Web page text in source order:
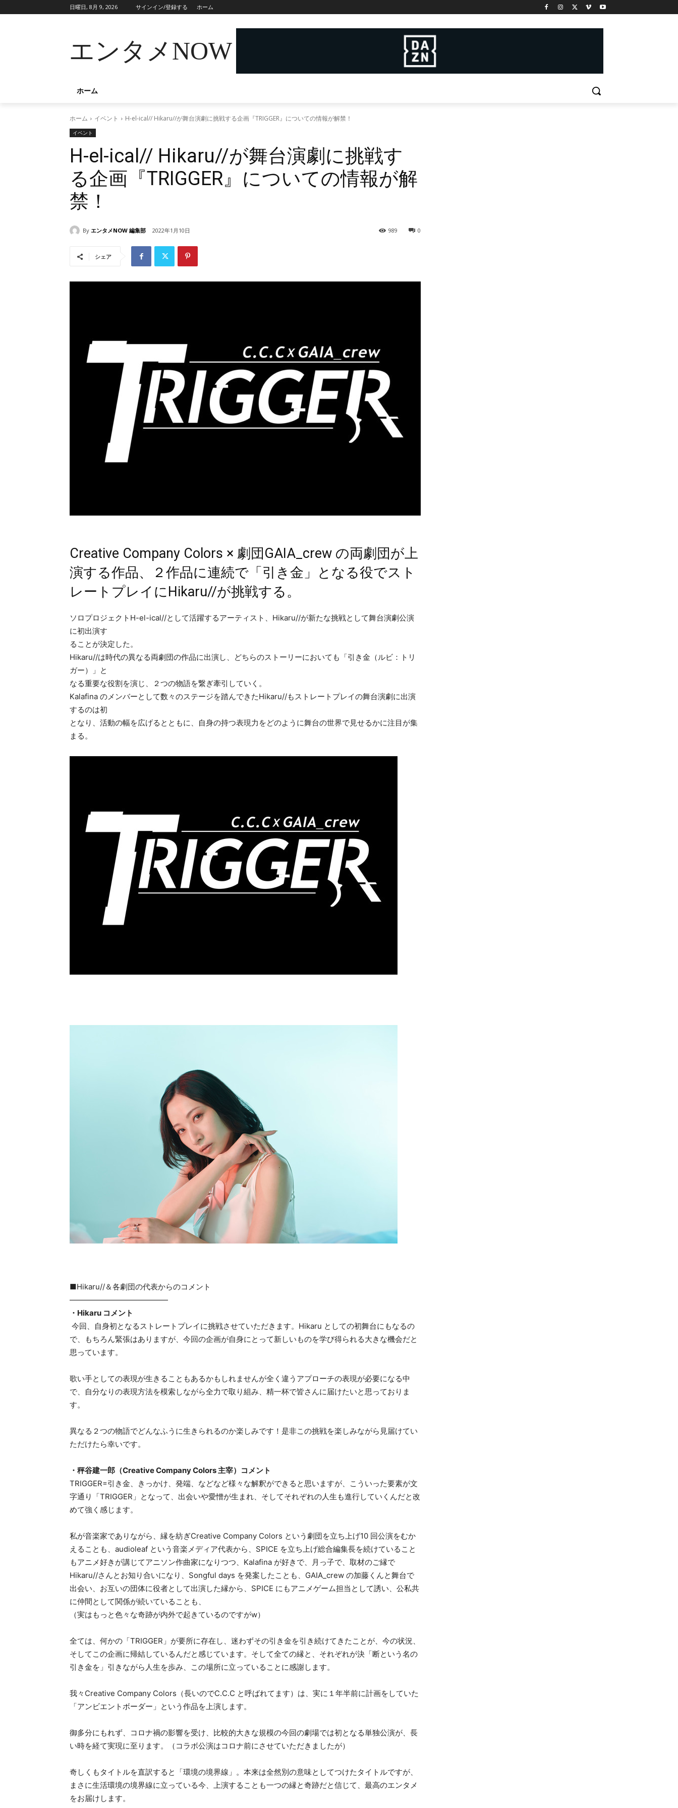
日曜日, 8月 9, 2026 サインイン/登録する ホーム
エンタメNOW
ホーム
ホーム イベント H-el-ical// Hikaru//が舞台演劇に挑戦する企画『TRIGGER』についての情報が解禁！
イベント
H-el-ical// Hikaru//が舞台演劇に挑戦す
る企画『TRIGGER』についての情報が解
禁！
By エンタメNOW 編集部 2022年1月10日 0
989
シェア
Creative Company Colors × 劇団GAIA_crew の両劇団が上
演する作品、２作品に連続で「引き金」となる役でスト
レートプレイにHikaru//が挑戦する。
ソロプロジェクトH-el-ical//として活躍するアーティスト、Hikaru//が新たな挑戦として舞台演劇公演
に初出演す
ることが決定した。
Hikaru//は時代の異なる両劇団の作品に出演し、どちらのストーリーにおいても「引き金（ルビ：トリ
ガー）」と
なる重要な役割を演じ、２つの物語を繋ぎ牽引していく。
Kalafina のメンバーとして数々のステージを踏んできたHikaru//もストレートプレイの舞台演劇に出演
するのは初
となり、活動の幅を広げるとともに、自身の持つ表現力をどのように舞台の世界で見せるかに注目が集
まる。
■Hikaru//＆各劇団の代表からのコメント
—————————————
・Hikaru コメント
今回、自身初となるストレートプレイに挑戦させていただきます。Hikaru としての初舞台にもなるの
で、もちろん緊張はありますが、今回の企画が自身にとって新しいものを学び得られる大きな機会だと
思っています。
歌い手としての表現が生きることもあるかもしれませんが全く違うアプローチの表現が必要になる中
で、自分なりの表現方法を模索しながら全力で取り組み、精一杯で皆さんに届けたいと思っておりま
す。
異なる２つの物語でどんなふうに生きられるのか楽しみです！是非この挑戦を楽しみながら見届けてい
ただけたら幸いです。
・秤谷建一郎（Creative Company Colors 主宰）コメント
TRIGGER=引き金、きっかけ、発端、などなど様々な解釈ができると思いますが、こういった要素が文
字通り「TRIGGER」となって、出会いや愛憎が生まれ、そしてそれぞれの人生も進行していくんだと改
めて強く感じます。
私が音楽家でありながら、縁を紡ぎCreative Company Colors という劇団を立ち上げ10 回公演をむか
えることも、audioleaf という音楽メディア代表から、SPICE を立ち上げ総合編集長を続けていること
もアニメ好きが講じてアニソン作曲家になりつつ、Kalafina が好きで、月っ子で、取材のご縁で
Hikaru//さんとお知り合いになり、Songful days を発案したことも、GAIA_crew の加藤くんと舞台で
出会い、お互いの団体に役者として出演した縁から、SPICE にもアニメゲーム担当として誘い、公私共
に仲間として関係が続いていることも、
（実はもっと色々な奇跡が内外で起きているのですがw）
全ては、何かの「TRIGGER」が要所に存在し、迷わずその引き金を引き続けてきたことが、今の状況、
そしてこの企画に帰結しているんだと感じています。そして全ての縁と、それぞれが決「断という名の
引き金を」引きながら人生を歩み、この場所に立っていることに感謝します。
我々Creative Company Colors（長いのでC.C.C と呼ばれてます）は、実に１年半前に計画をしていた
「アンビエントボーダー」という作品を上演します。
御多分にもれず、コロナ禍の影響を受け、比較的大きな規模の今回の劇場では初となる単独公演が、長
い時を経て実現に至ります。（コラボ公演はコロナ前にさせていただきましたが）
奇しくもタイトルを直訳すると「環境の境界線」。本来は全然別の意味としてつけたタイトルですが、
まさに生活環境の境界線に立っている今、上演することも一つの縁と奇跡だと信じて、最高のエンタメ
をお届けします。